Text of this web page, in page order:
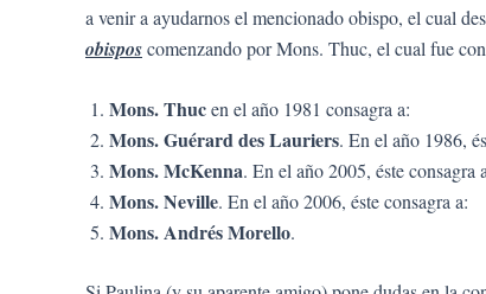
a venir a ayudarnos el mencionado obispo, el cual
obisposcomenzando por Mons. Thuc, el cual fue
Mons. Thucen el año 1981 consagra a:
Mons. Guérard des Lauriers. En el año 1986,
Mons. McKenna. En el año 2005, éste consagra
Mons. Neville. En el año 2006, éste consagra a:
Mons. Andrés Morello.